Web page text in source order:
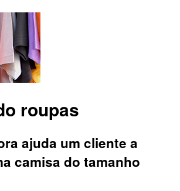
roupas
ajuda um cliente a
camisa do tamanho